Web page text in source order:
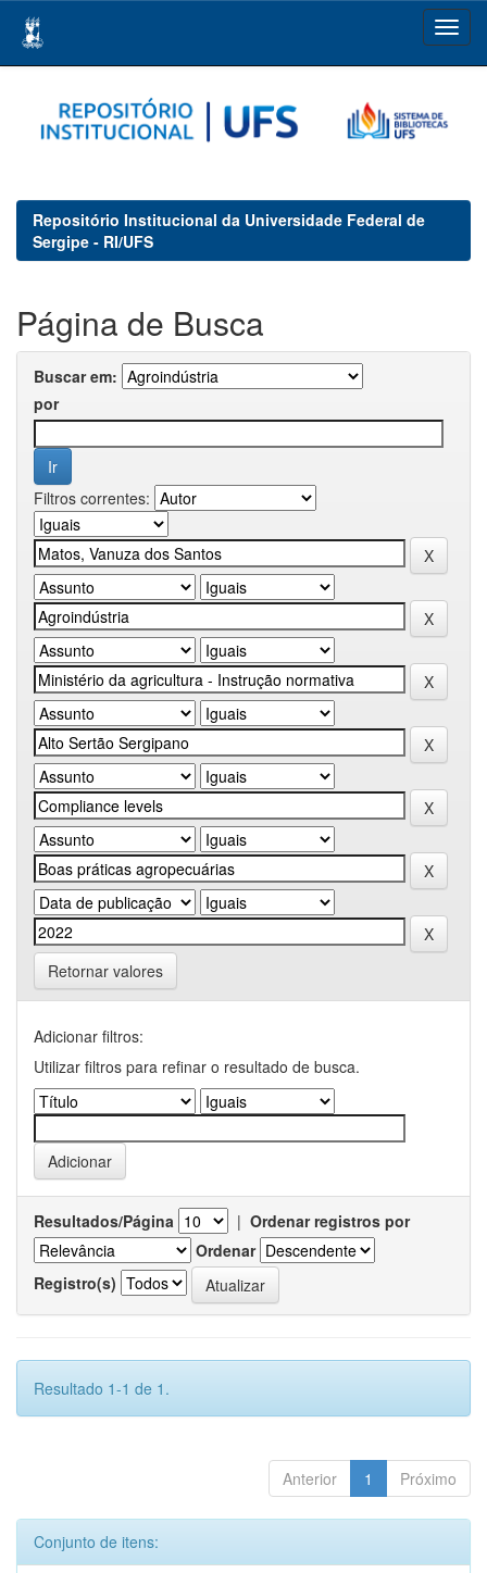
navigation
Repositório Institucional da Universidade Federal de
Sergipe - RI/UFS
Página de Busca
Buscar em:
por
Filtros correntes:
Retornar valores
Adicionar filtros:
Utilizar filtros para refinar o resultado de busca.
Resultados/Página | Ordenar registros por
Ordenar
Registro(s)
Resultado 1-1 de 1.
Anterior 1 Próximo
Conjunto de itens: